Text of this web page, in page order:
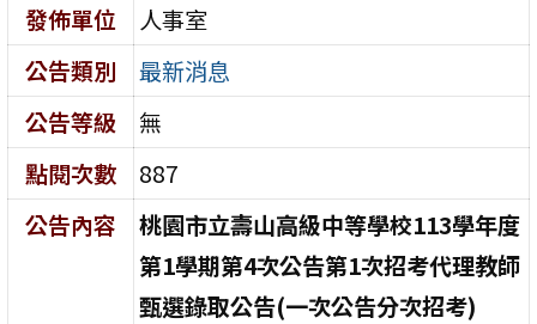
發佈單位
人事室
公告類別
最新消息
公告等級
無
點閱次數
887
公告內容
桃園市立壽山高級中等學校113學年度
第1學期第4次公告第1次招考代理教師
甄選錄取公告(一次公告分次招考)